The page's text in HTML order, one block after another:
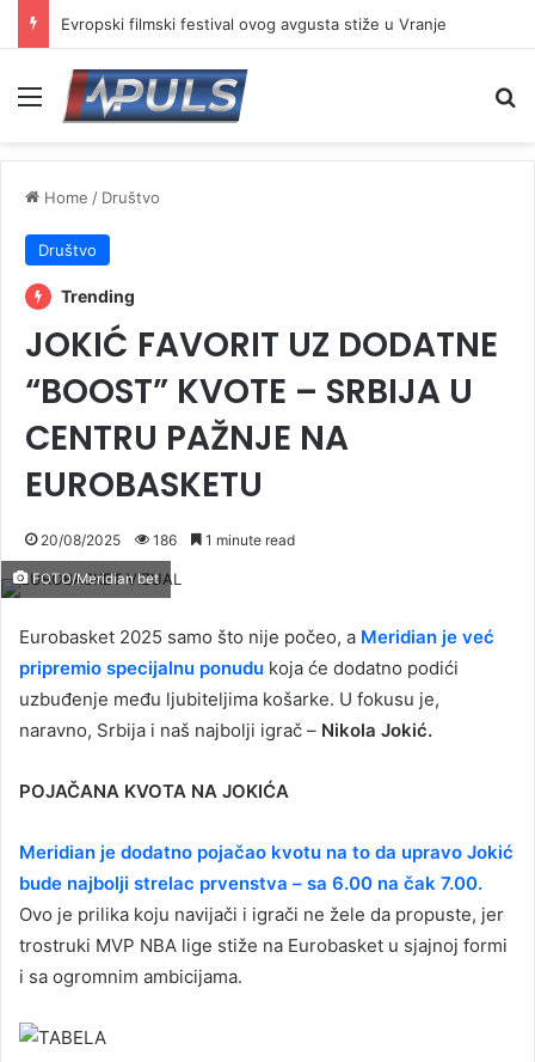
Evropski filmski festival ovog avgusta stiže u Vranje
Menu
Home / Društvo
Društvo
Trending
JOKIĆ FAVORIT UZ DODATNE
“BOOST” KVOTE – SRBIJA U
CENTRU PAŽNJE NA
EUROBASKETU
20/08/2025 186 1 minute read
FOTO/Meridian bet
Eurobasket 2025 samo što nije počeo, a Meridian je već
pripremio specijalnu ponudu koja će dodatno podići
uzbuđenje među ljubiteljima košarke. U fokusu je,
naravno, Srbija i naš najbolji igrač – Nikola Jokić.
POJAČANA KVOTA NA JOKIĆA
Meridian je dodatno pojačao kvotu na to da upravo Jokić
bude najbolji strelac prvenstva – sa 6.00 na čak 7.00.
Ovo je prilika koju navijači i igrači ne žele da propuste, jer
trostruki MVP NBA lige stiže na Eurobasket u sjajnoj formi
i sa ogromnim ambicijama.